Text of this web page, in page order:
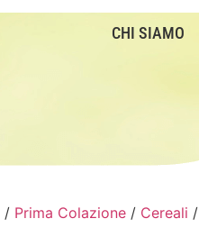
CHI SIAMO
/ Prima Colazione / Cereali /